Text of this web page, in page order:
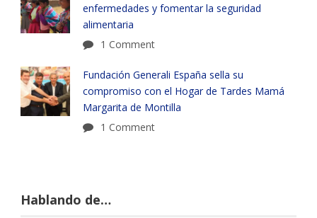
enfermedades y fomentar la seguridad
alimentaria
1 Comment
Fundación Generali España sella su
compromiso con el Hogar de Tardes Mamá
Margarita de Montilla
1 Comment
Hablando de…